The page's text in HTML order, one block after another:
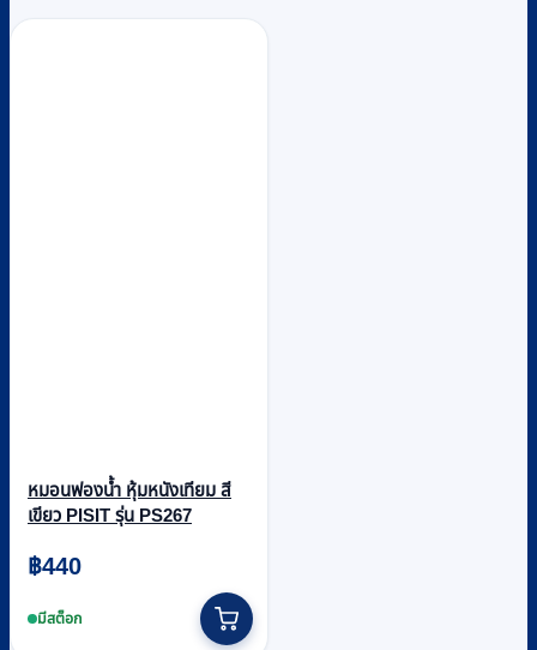
หมอนฟองน้ำ หุ้มหนังเทียม สี
เขียว PISIT รุ่น PS267
฿440
มีสต็อก